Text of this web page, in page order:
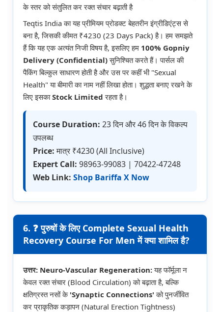
के स्तर को संतुलित कर रक्त संचार बढ़ाती है
Teqtis India का यह प्रीमियम प्रोडक्ट बेहतरीन इंग्रीडिएंट्स से
बना है, जिसकी कीमत ₹4230 (23 Days Pack) है। हम समझते
हैं कि यह एक अत्यंत निजी विषय है, इसलिए हम 100% Gopniy
Delivery (Confidential)सुनिश्चित करते हैं। पार्सल की
पैकिंग बिल्कुल साधारण होती है और उस पर कहीं भी "Sexual
Health" या बीमारी का नाम नहीं लिखा होता। शुद्धता बनाए रखने के
लिए इसकाStock Limited रहता है।
Course Duration: 23 दिन और 46 दिन के विकल्प
उपलब्ध
Price:मात्र ₹4230 (All Inclusive)
Expert Call: 98963-99083 | 70422-47248
Web Link: Shop Bariffa X Now
6. ❓ पुरुषों के लिए Complete Sexual Health
Recovery Course For Men में क्या शामिल है?
उत्तर: Neuro-Vascular Regeneration:यह फॉर्मूला न
केवल रक्त संचार (Blood Circulation) को बढ़ाता है, बल्कि
क्षतिग्रस्त नसों के 'Synaptic Connections' को पुनर्जीवित
कर प्राकृतिक कड़ापन (Natural Erection Tightness)